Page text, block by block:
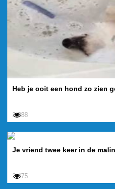
Heb je ooit een hond zo zien
3.388
Je vriend twee keer in de
2.475